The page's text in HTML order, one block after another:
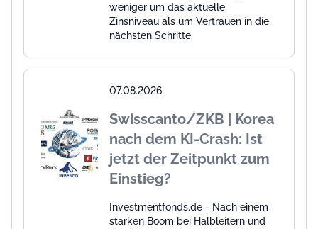
weniger um das aktuelle
Zinsniveau als um Vertrauen in die
nächsten Schritte.
07.08.2026
Swisscanto/ZKB | Korea
nach dem KI-Crash: Ist
jetzt der Zeitpunkt zum
Einstieg?
Investmentfonds.de - Nach einem
starken Boom bei Halbleitern und